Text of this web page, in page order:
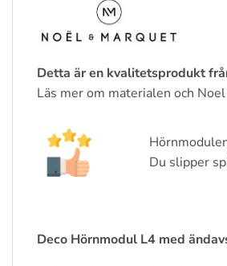
Detta är en kvalitetsprodukt
Läs mer om materialen och
Du slipper
Deco Hörnmodul L4 med